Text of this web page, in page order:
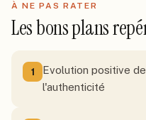
À NE PAS RATER
Les bons plans
1
Evolution positive
l'authenticité